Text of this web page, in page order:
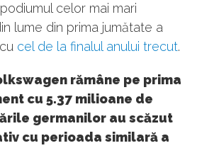
celor mai mari
lume din prima jumătate a
cel de la finalul anului trecut.
rămâne pe prima
cu 5.37 milioane de
germanilor au scăzut
cu perioada similară a